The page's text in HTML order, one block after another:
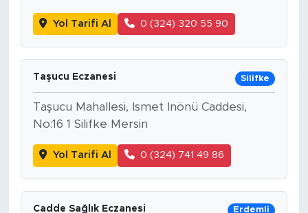
Yol Tarifi Al 0 (324) 320 55 90
Taşucu Eczanesi Silifke
Taşucu Mahallesi, Ismet Inönü Caddesi,
No:16 1 Silifke Mersin
Yol Tarifi Al 0 (324) 741 49 86
Cadde Sağlık Eczanesi Erdemli